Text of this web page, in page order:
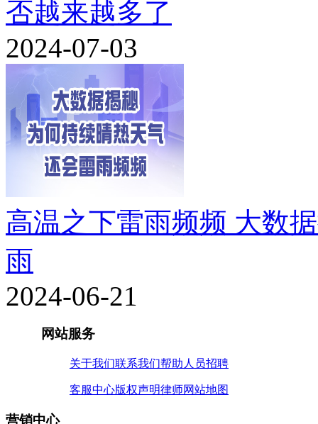
否越来越多了
2024-07-03
高温之下雷雨频频 大数
雨
2024-06-21
网站服务
关于我们联系我们帮助 人员招聘
客服中心版权声明律师网站地图
营销中心